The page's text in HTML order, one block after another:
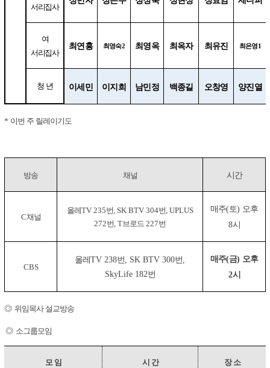
서리집사
여
서리집사
최연홍 최영숙2 최영옥 최옥자 최유진 최은영1
청 년 이세민 이지희 남민정 백종길 오창영 양진열
* 이번 주 릴레이기도
방송 채널 시간
C채널
올레TV 235번 , SK BTV 304번 , UPLUS
272번 , T브로드 227번
매주(토) 오후
8시
CBS
올레TV 238번, SK BTV 300번,
SkyLife 182번
매주(금) 오후
2시
◎ 위임목사 설교방송
◎ 소그룹모임
모 임 시 간 장 소